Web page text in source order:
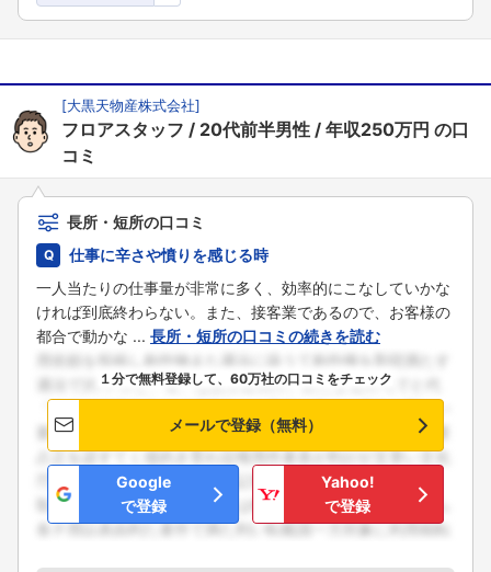
[大黒天物産株式会社]
フロアスタッフ 20代前半男性 年収250万円 の口
コミ
長所・短所の口コミ
仕事に辛さや憤りを感じる時
一人当たりの仕事量が非常に多く、効率的にこなしていかな
ければ到底終わらない。また、接客業であるので、お客様の
都合で動かな ... 長所・短所の口コミの続きを読む
１分で無料登録して、60万社の口コミをチェック
メールで登録（無料）
Google
で登録
Yahoo!
で登録